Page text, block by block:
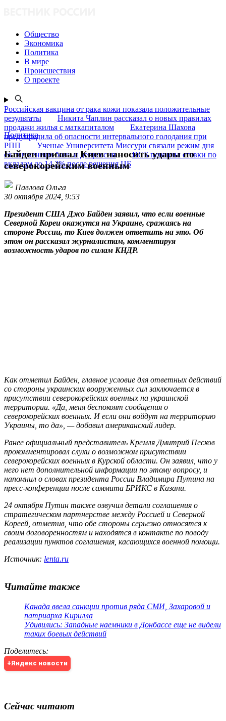
Общество
Экономика
Политика
В мире
Происшествия
О проекте
Российская вакцина от рака кожи показала положительные
результаты
Никита Чаплин рассказал о новых правилах
продажи жилья с маткапиталом
Екатерина Шахова
предупредила об опасности интервального голодания при
РПП
Ученые Университета Миссури связали режим дня
со снижением боли и депрессии
ПСБ повысил ставки по
вкладам до 14,2% после решения ЦБ
Политика
Байден призвал Киев наносить удары по
северокорейским военным
Павлова Ольга
30 октября 2024, 9:53
Президент США Джо Байден заявил, что если военные
Северной Кореи окажутся на Украине, сражаясь на
стороне России, то Киев должен ответить на это. Об
этом он рассказал журналистам, комментируя
возможность ударов по силам КНДР.
Как отметил Байден, главное условие для ответных действий
со стороны украинских вооруженных сил заключается в
присутствии северокорейских военных на украинской
территории. «Да, меня беспокоят сообщения о
северокорейских военных. И если они войдут на территорию
Украины, то да», — добавил американский лидер.
Ранее официальный представитель Кремля Дмитрий Песков
прокомментировал слухи о возможном присутствии
северокорейских военных в Курской области. Он заявил, что у
него нет дополнительной информации по этому вопросу, и
напомнил о словах президента России Владимира Путина на
пресс-конференции после саммита БРИКС в Казани.
24 октября Путин также озвучил детали соглашения о
стратегическом партнерстве между Россией и Северной
Кореей, отметив, что обе стороны серьезно относятся к
своим договоренностям и находятся в контакте по поводу
реализации пунктов соглашения, касающихся военной помощи.
Источник: lenta.ru
Читайте также
Канада ввела санкции против ряда СМИ, Захаровой и
патриарха Кирилла
Удивились: Западные наемники в Донбассе еще не видели
таких боевых действий
Поделитесь:
+Яндекс новости
Сейчас читают